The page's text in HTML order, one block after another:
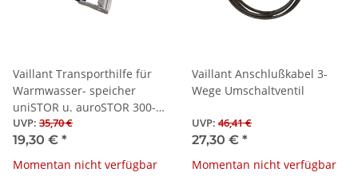
Vaillant Transporthilfe für
Warmwasser- speicher
uniSTOR u. auroSTOR 300-
500 l
UVP: 35,70 €
19,30 € *
Momentan nicht verfügbar
Vaillant Anschlußkabel 3-
Wege Umschaltventil
UVP: 46,41 €
27,30 € *
Momentan nicht verfügbar